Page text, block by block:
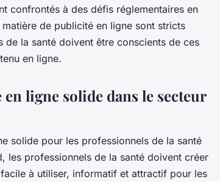
confrontés à des défis réglementaires en
de publicité en ligne sont stricts
la santé doivent être conscients de ces
en ligne.
en ligne solide dans le secteur
solide pour les professionnels de la santé
les professionnels de la santé doivent créer
à utiliser, informatif et attractif pour les